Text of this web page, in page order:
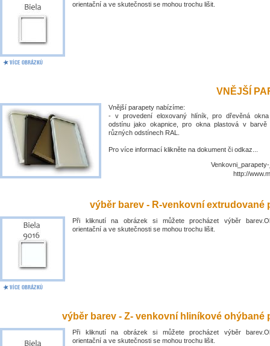
orientační a ve skutečnosti se mohou trochu lišit.
VNĚJŠÍ
Vnější parapety nabízíme:
- v provedení eloxovaný hlíník, pro dřevěná
odstínu jako okapnice, pro okna plastová v
různých odstínech RAL.
Pro více informací klikněte na dokument či odkaz...
http://
výběr barev - R-venkovní extrudované
Při kliknutí na obrázek si můžete procházet výběr
orientační a ve skutečnosti se mohou trochu lišit.
výběr barev - Z- venkovní hliníkové ohýbané
Při kliknutí na obrázek si můžete procházet výběr
orientační a ve skutečnosti se mohou trochu lišit.